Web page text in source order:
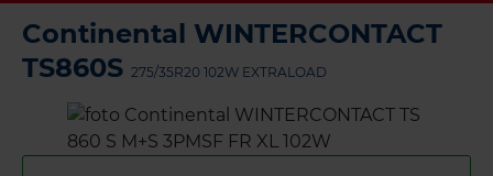
Continental WINTERCONTACT
TS860S 275/35R20 102W EXTRALOAD